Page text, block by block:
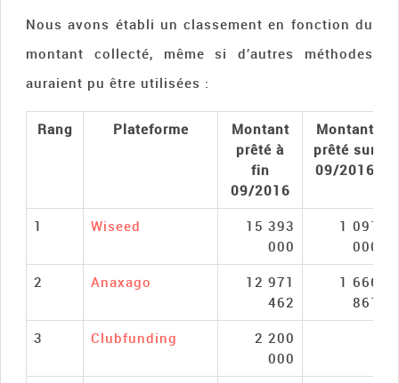
Nous avons établi un classement en fonction du
montant collecté, même si d’autres méthodes
auraient pu être utilisées :
Rang Plateforme
Montant
prêté à
fin
09/2016
Montant
prêté sur
09/2016
1 Wiseed
15 393
000
1 091
000
2
Anaxago
12 971
462
1 666
861
3
Clubfunding
2 200
000